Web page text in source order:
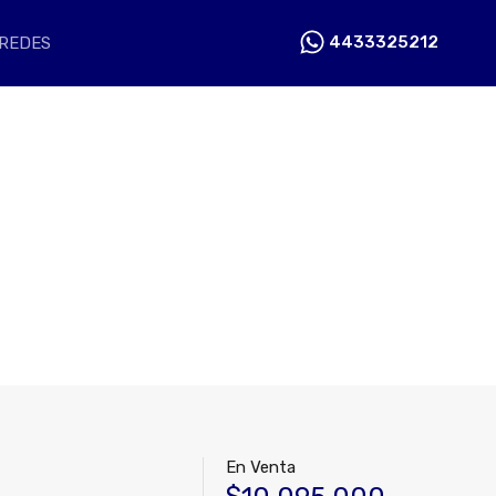
NOSOTROS REDES 4433325212
REDES 4433325212
En Venta